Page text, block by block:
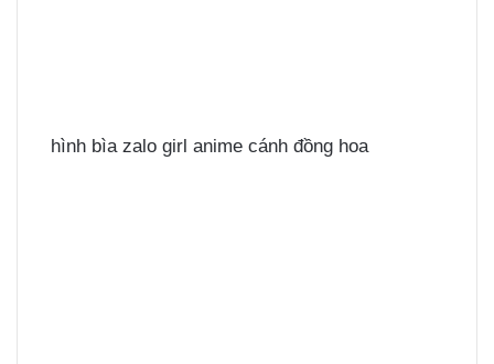
hình bìa zalo girl anime cánh đồng hoa